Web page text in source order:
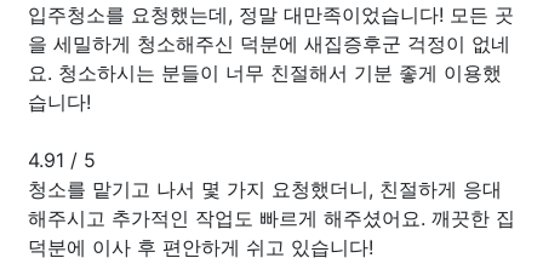
입주청소를 요청했는데, 정말 대만족이었습니다! 모든 곳
을 세밀하게 청소해주신 덕분에 새집증후군 걱정이 없네
요. 청소하시는 분들이 너무 친절해서 기분 좋게 이용했
습니다!
4.91 / 5
청소를 맡기고 나서 몇 가지 요청했더니, 친절하게 응대
해주시고 추가적인 작업도 빠르게 해주셨어요. 깨끗한 집
덕분에 이사 후 편안하게 쉬고 있습니다!